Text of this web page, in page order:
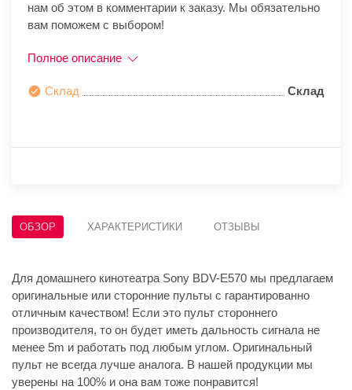
нам об этом в комментарии к заказу. Мы обязательно
вам поможем с выбором!
Полное описание
Склад Склад
ОБЗОР ХАРАКТЕРИСТИКИ ОТЗЫВЫ
Для домашнего кинотеатра Sony BDV-E570 мы предлагаем
оригинальные или сторонние пульты с гарантированно
отличным качеством! Если это пульт стороннего
производителя, то он будет иметь дальность сигнала не
менее 5m и работать под любым углом. Оригинальный
пульт не всегда лучше аналога. В нашей продукции мы
уверены на 100% и она вам тоже понравится!